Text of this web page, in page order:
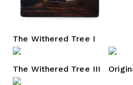
The Withered Tree I
The Withered Tree III